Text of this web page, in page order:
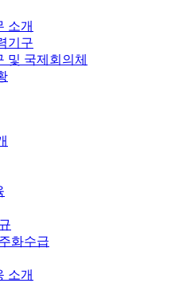
소개
기구
및 국제회의체
화수급
소개